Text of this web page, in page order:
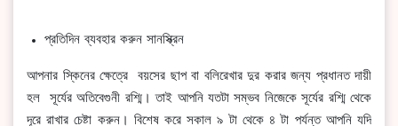
প্রতিদিন ব্যবহার করুন সানস্ক্রিন
আপনার স্কিনের ক্ষেত্রে বয়সের ছাপ বা বলিরেখার দুর করার জন্য প্রধানত দায়ী
হল সূর্যের অতিবেগুনী রশ্মি। তাই আপনি যতটা সম্ভব নিজেকে সূর্যের রশ্মি থেকে
দূরে রাখার চেষ্টা করুন। বিশেষ করে সকাল ৯ টা থেকে ৪ টা পর্যন্ত আপনি যদি